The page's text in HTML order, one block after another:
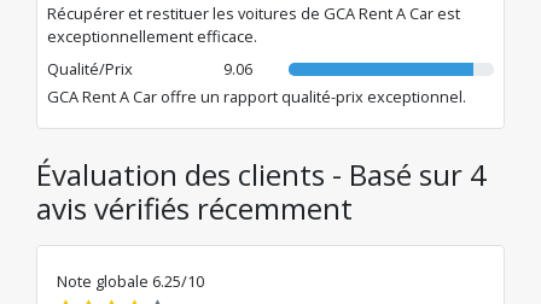
Récupérer et restituer les voitures de GCA Rent A Car est
exceptionnellement efficace.
Qualité/Prix
9.06
GCA Rent A Car offre un rapport qualité-prix exceptionnel.
Évaluation des clients - Basé sur 4
avis vérifiés récemment
Note globale 6.25/10